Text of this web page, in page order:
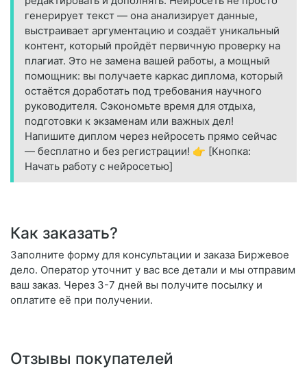
генерирует текст — она анализирует данные,
выстраивает аргументацию и создаёт уникальный
контент, который пройдёт первичную проверку на
плагиат. Это не замена вашей работы, а мощный
помощник: вы получаете каркас диплома, который
остаётся доработать под требования научного
руководителя. Сэкономьте время для отдыха,
подготовки к экзаменам или важных дел!
Напишите диплом через нейросеть прямо сейчас
— бесплатно и без регистрации! 👉 [Кнопка:
Начать работу с нейросетью]
Как заказать?
Заполните форму для консультации и заказа Биржевое
дело. Оператор уточнит у вас все детали и мы отправим
ваш заказ. Через 3-7 дней вы получите посылку и
оплатите её при получении.
Отзывы покупателей